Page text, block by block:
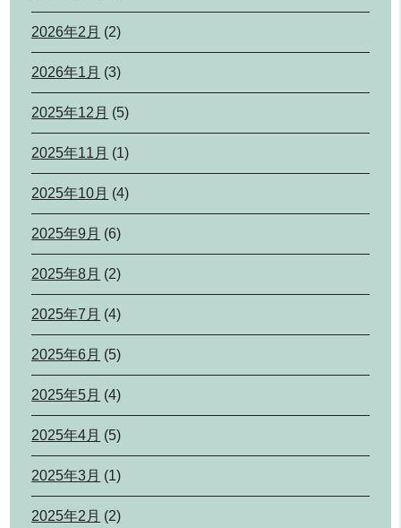
2026年2月 (2)
2026年1月 (3)
2025年12月 (5)
2025年11月 (1)
2025年10月 (4)
2025年9月 (6)
2025年8月 (2)
2025年7月 (4)
2025年6月 (5)
2025年5月 (4)
2025年4月 (5)
2025年3月 (1)
2025年2月 (2)